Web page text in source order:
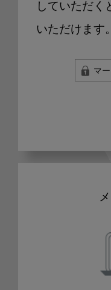
していただく
いただけます。
マ